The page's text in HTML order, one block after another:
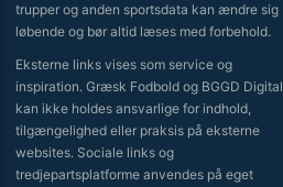
trupper og anden sportsdata kan ændre sig
løbende og bør altid læses med forbehold.
Eksterne links vises som service og
inspiration. Græsk Fodbold og BGGD Digital
kan ikke holdes ansvarlige for indhold,
tilgængelighed eller praksis på eksterne
websites. Sociale links og
tredjepartsplatforme anvendes på eget